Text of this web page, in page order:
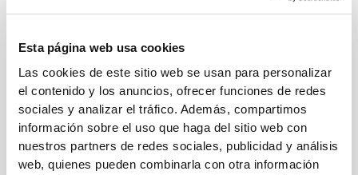
Esta página web usa cookies
Las cookies de este sitio web se usan para personalizar
el contenido y los anuncios, ofrecer funciones de redes
sociales y analizar el tráfico. Además, compartimos
información sobre el uso que haga del sitio web con
nuestros partners de redes sociales, publicidad y análisis
web, quienes pueden combinarla con otra información
Moverse con comodidad y libertad todos los
días, ese es el lema.